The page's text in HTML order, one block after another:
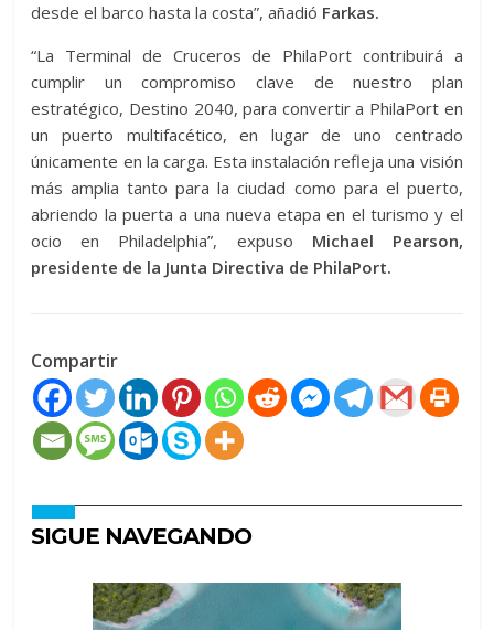
desde el barco hasta la costa”, añadió Farkas.
“La Terminal de Cruceros de PhilaPort contribuirá a
cumplir un compromiso clave de nuestro plan
estratégico, Destino 2040, para convertir a PhilaPort en
un puerto multifacético, en lugar de uno centrado
únicamente en la carga. Esta instalación refleja una visión
más amplia tanto para la ciudad como para el puerto,
abriendo la puerta a una nueva etapa en el turismo y el
ocio en Philadelphia”, expuso Michael Pearson,
presidente de la Junta Directiva de PhilaPort.
Compartir
SIGUE NAVEGANDO